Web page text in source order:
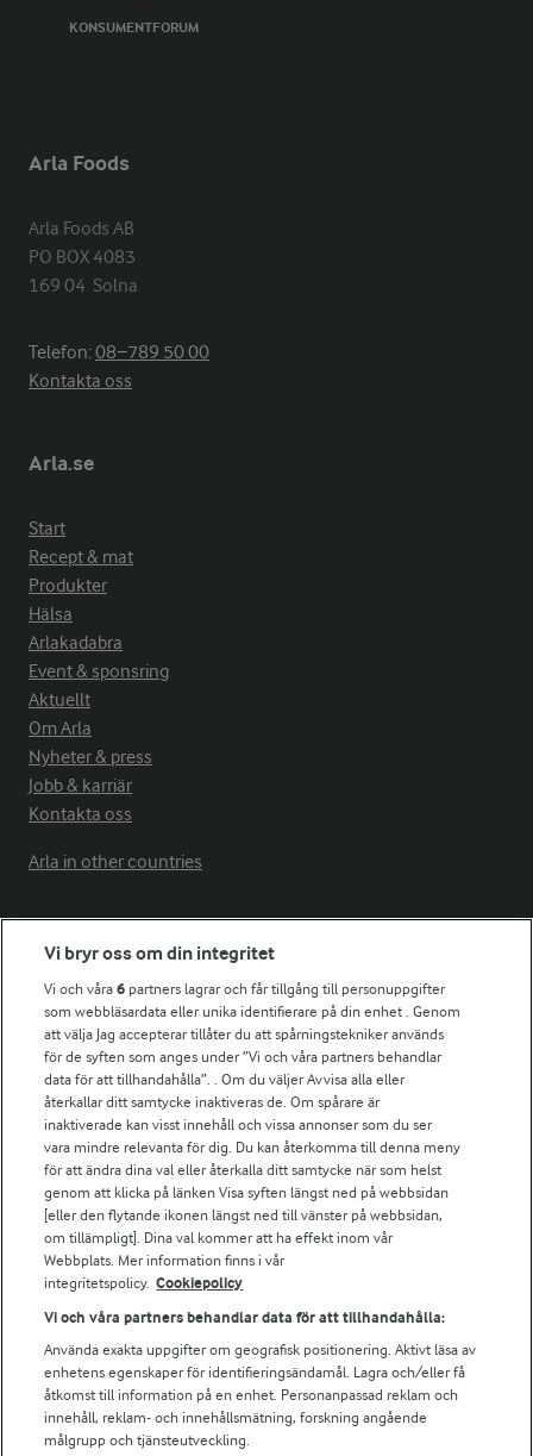
KONSUMENTFORUM
Arla Foods
Arla Foods AB
PO BOX 4083
169 04  Solna
Telefon:08−789 50 00
Kontakta oss
Arla.se
Start
Recept & mat
Produkter
Hälsa
Arlakadabra
Event & sponsring
Aktuellt
Om Arla
Nyheter & press
Jobb & karriär
Kontakta oss
Arla in other countries
Fler Arlasajter
För ägare
Arlas kundportal
Arla.com
Falbygdens Ost
Arla webbshop
Bildbank
Följ oss
Vi bryr oss om din integritet
Vi och våra6 partners lagrar och får tillgång till personuppgifter
som webbläsardata eller unika identifierare på din enhet . Genom
att välja Jag accepterar tillåter du att spårningstekniker används
för de syften som anges under ”Vi och våra partners behandlar
data för att tillhandahålla”. . Om du väljer Avvisa alla eller
återkallar ditt samtycke inaktiveras de. Om spårare är
inaktiverade kan visst innehåll och vissa annonser som du ser
vara mindre relevanta för dig. Du kan återkomma till denna meny
för att ändra dina val eller återkalla ditt samtycke när som helst
genom att klicka på länken Visa syften längst ned på webbsidan
[eller den flytande ikonen längst ned till vänster på webbsidan,
om tillämpligt]. Dina val kommer att ha effekt inom vår
Webbplats. Mer information finns i vår
integritetspolicy. Cookiepolicy
Vi och våra partners behandlar data för att tillhandahålla:
Använda exakta uppgifter om geografisk positionering. Aktivt läsa av
enhetens egenskaper för identifieringsändamål. Lagra och/eller få
åtkomst till information på en enhet. Personanpassad reklam och
innehåll, reklam- och innehållsmätning, forskning angående
målgrupp och tjänsteutveckling.